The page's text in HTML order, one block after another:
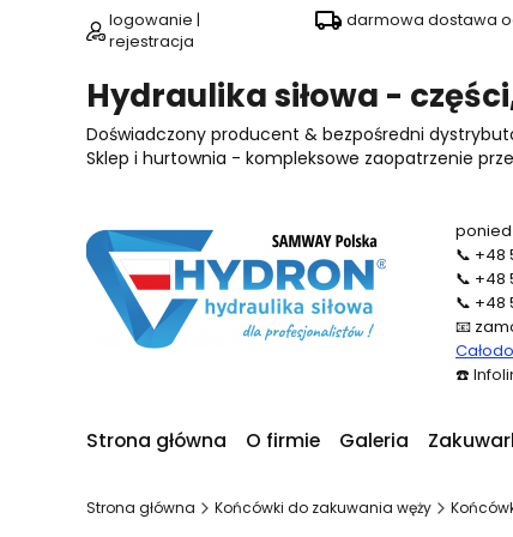
logowanie |
rejestracja
darmowa dostawa od
Hydraulika siłowa -
Doświadczony producent & bezpośredni
Sklep i hurtownia - kompleksowe zaopatrzenie
📞 +48
📞 +48
📞 +48
📧
☎️
Strona główna O firmie Galeria
Strona główna Końcówki do zakuwania węży